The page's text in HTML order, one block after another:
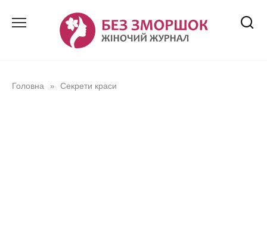
Головна » Секрети краси